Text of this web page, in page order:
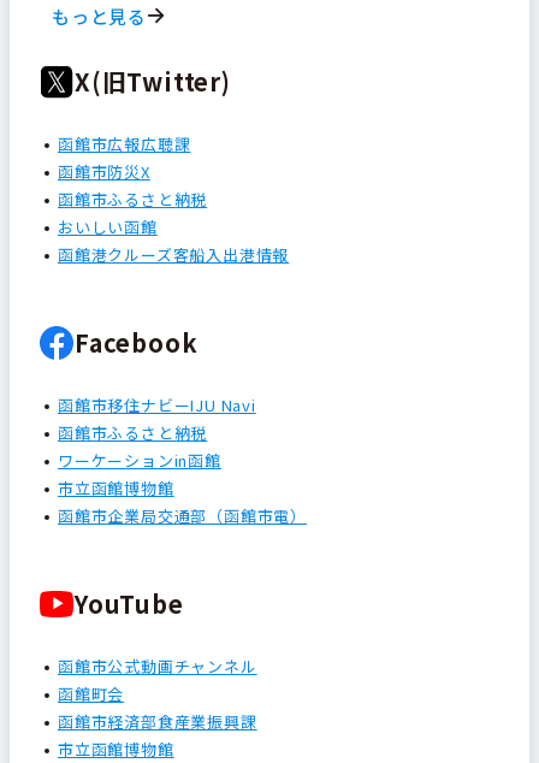
もっと見る
X(旧Twitter)
函館市広報広聴課
函館市防災X
函館市ふるさと納税
おいしい函館
函館港クルーズ客船入出港情報
Facebook
函館市移住ナビーIJU Navi
函館市ふるさと納税
ワーケーションin函館
市立函館博物館
函館市企業局交通部（函館市電）
YouTube
函館市公式動画チャンネル
函館町会
函館市経済部食産業振興課
市立函館博物館